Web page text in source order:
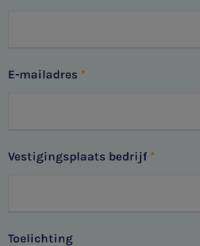
E-mailadres
Vestigingsplaats bedrijf
Toelichting